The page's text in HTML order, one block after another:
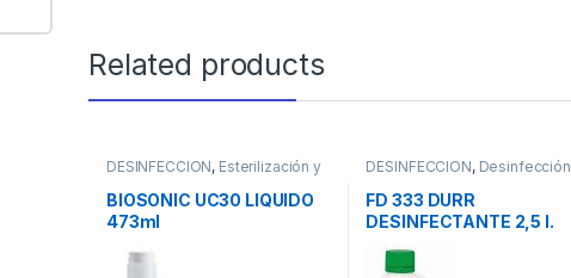
Related products
DESINFECCION, Esterilización y
BIOSONIC UC30 LIQUIDO
473ml
DESINFECCION, Desinfección
FD 333 DURR
DESINFECTANTE 2,5 l.